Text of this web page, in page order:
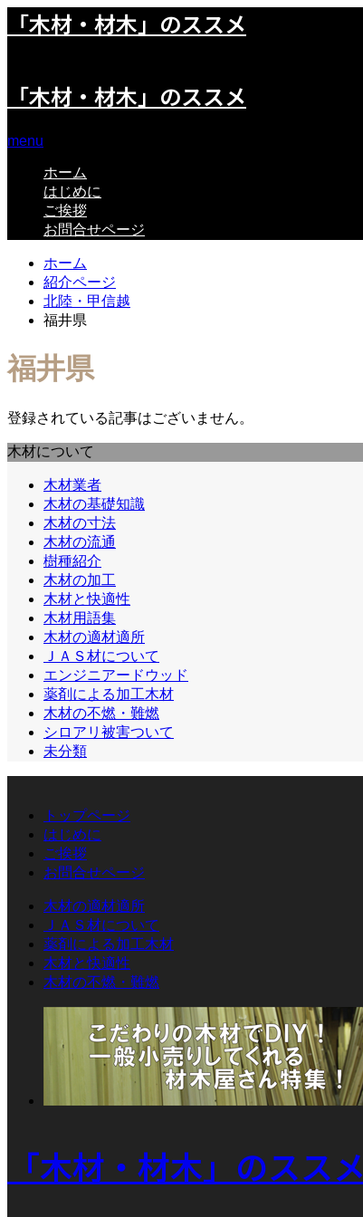
「木材・材木」のススメ
「木材・材木」のススメ
menu
ホーム
はじめに
ご挨拶
お問合せページ
ホーム
紹介ページ
北陸・甲信越
福井県
福井県
登録されている記事はございません。
木材について
木材業者
木材の基礎知識
木材の寸法
木材の流通
樹種紹介
木材の加工
木材と快適性
木材用語集
木材の適材適所
ＪＡＳ材について
エンジニアードウッド
薬剤による加工木材
木材の不燃・難燃
シロアリ被害ついて
未分類
トップページ
はじめに
ご挨拶
お問合せページ
木材の適材適所
ＪＡＳ材について
薬剤による加工木材
木材と快適性
木材の不燃・難燃
「木材・材木」のススメ